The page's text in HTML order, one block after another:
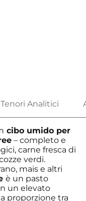
cibo umido per
– completo e
carne fresca di
verdi.
mais e altri
è un pasto
un elevato
proporzione tra